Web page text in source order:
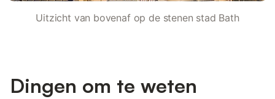
Uitzicht van bovenaf op de stenen stad Bath
Dingen om te weten